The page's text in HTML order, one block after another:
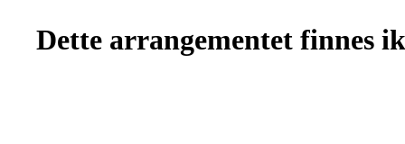
Dette arrangementet finnes